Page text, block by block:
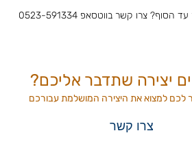
צרו קשר בווטסאפ 0523-591334
יצירה שתדבר אליכם?
לכם למצוא את היצירה המושלמת עבורכם
צרו קשר